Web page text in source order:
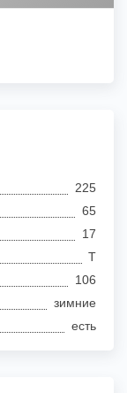
225
65
17
T
106
зимние
есть